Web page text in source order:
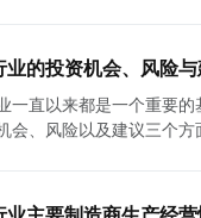
提升，高速流线生产和自动化程度大大提高。
。近年来，随着消费者
，开发出各种新型包装容
造行业在国际市场上的
成本上升导致生产成本
业的投资机会、风险
一直以来都是一个重要
以及建议三个方面来探讨纸浆制造行业的发
再生的、环保的纸浆材料，将会得到越